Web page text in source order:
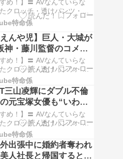
をよく見ているのですが、
球X」の最新動画「【悲報】
め！】〓 AVなんていらな
クロッチ・透けパンツ・食
街角ベスト！〓40代・50代
ンツが毎日更新！
レビューYouTubeで「野球好
ンネルをチェックしていた
城緊急判明する！」という
特命係
えんや児】巨人・大城が
神・藤川監督のコメン
ンブチ切れ・・・【野
5ch】【なんj】
め！】〓 AVなんていらな
クロッチ・透けパンツ・食
街角ベスト！〓40代・50代
ンツが毎日更新！
ビュー】最近、プロ野球の
いると、死球をめぐる話題
気がします。特に阪神と巨
特命係
三山凌輝にダブル不倫
元宝塚女優も“いわく
め！】〓 AVなんていらな
クロッチ・透けパンツ・食
街角ベスト！〓40代・50代
ンツが毎日更新！
レビュー】最近、芸能ニュー
特命係
外出張中に婚約者奪われ
人社長と帰国すると…